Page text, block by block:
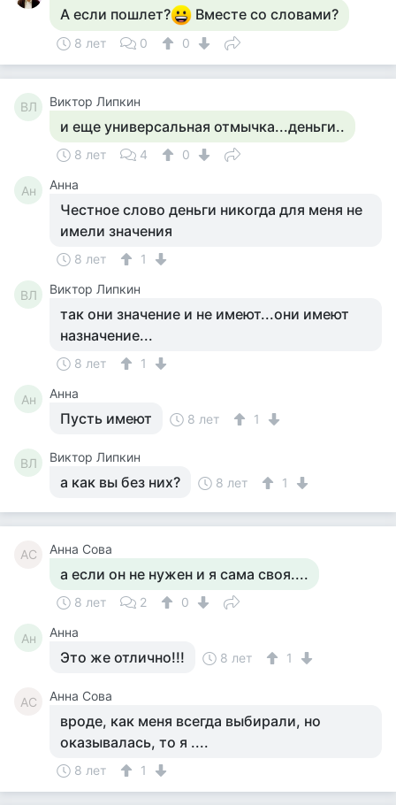
А если пошлет? Вместе со словами?
8 лет 0 0
ВЛ Виктор Липкин
и еще универсальная отмычка...деньги..
8 лет 4 0
Ан Анна
Честное слово деньги никогда для меня не
имели значения
8 лет 1
ВЛ Виктор Липкин
так они значение и не имеют...они имеют
назначение...
8 лет 1
Ан Анна
Пусть имеют 8 лет 1
ВЛ Виктор Липкин
а как вы без них? 8 лет 1
АС Анна Сова
а если он не нужен и я сама своя....
8 лет 2 0
Ан Анна
Это же отлично!!! 8 лет 1
АС Анна Сова
вроде, как меня всегда выбирали, но
оказывалась, то я ....
8 лет 1